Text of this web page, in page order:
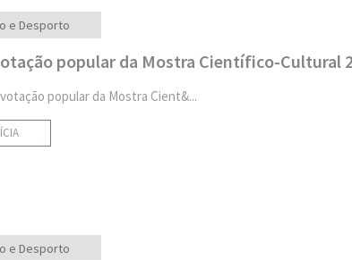
e Desporto
popular da Mostra Científico-Cultural
popular da Mostra Cient&...
e Desporto